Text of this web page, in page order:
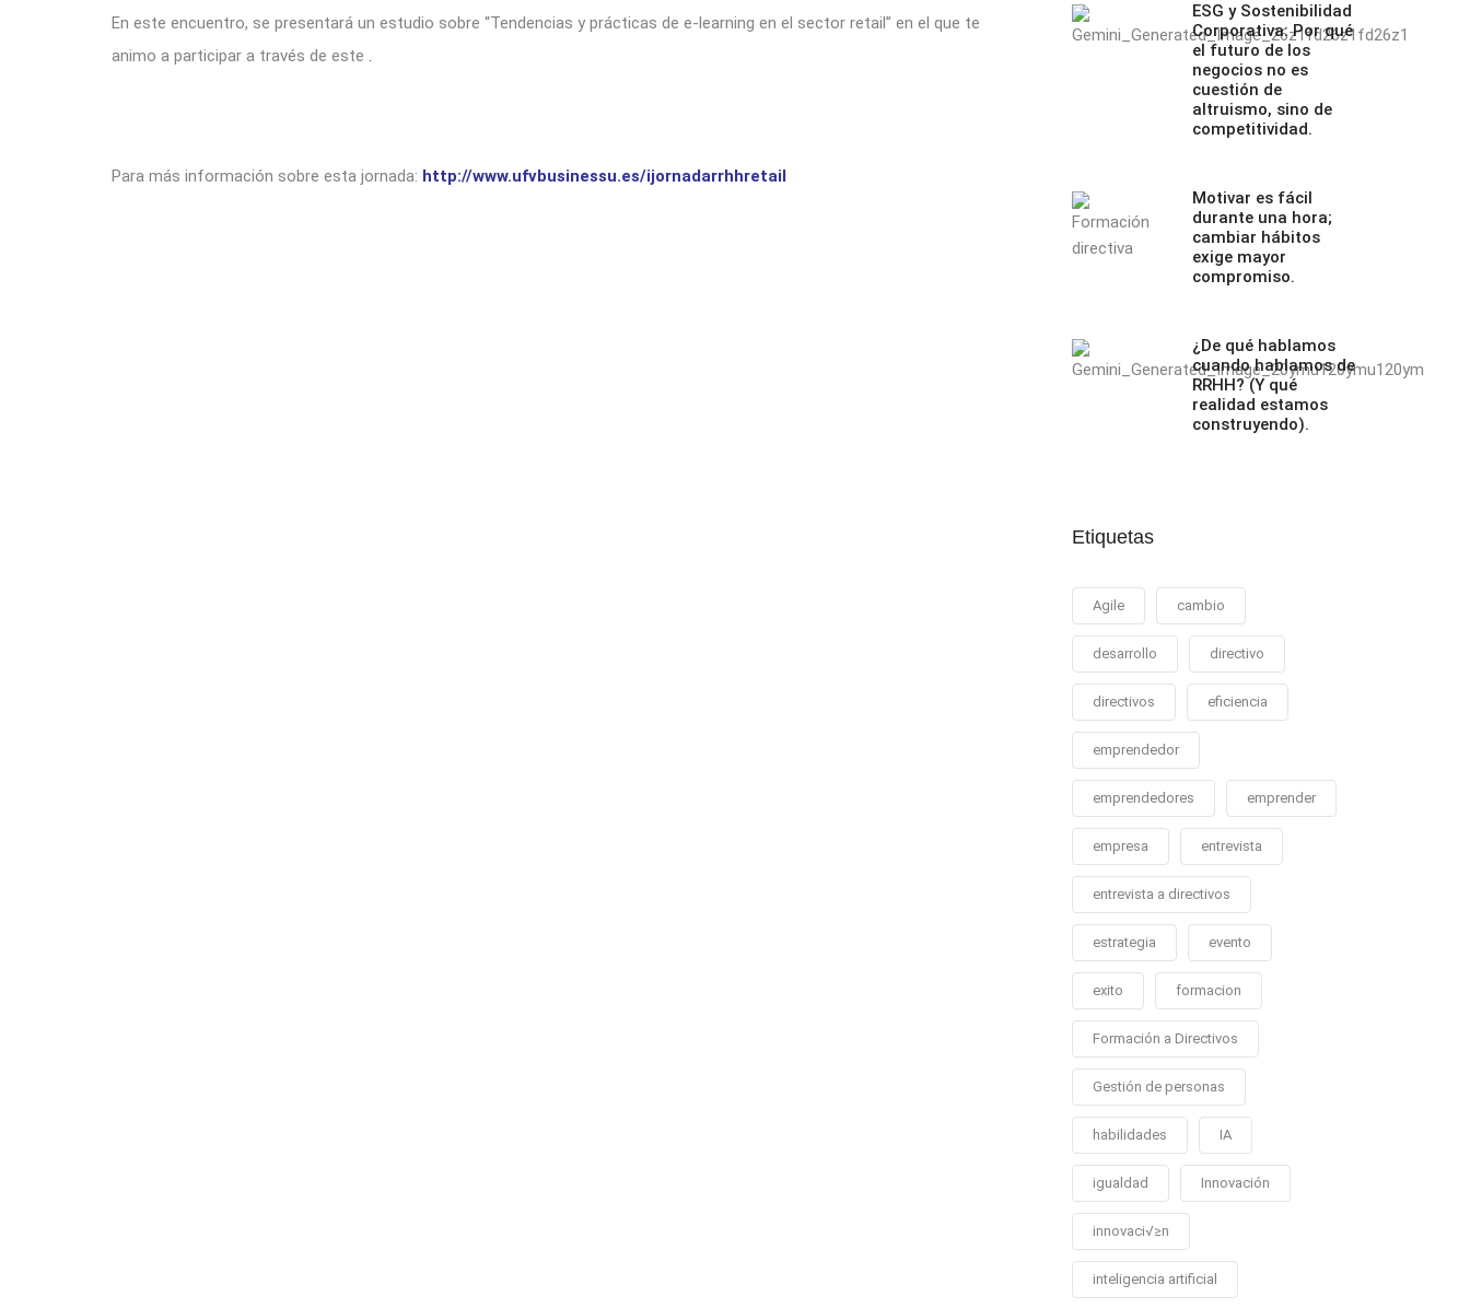
En este encuentro, se presentará un estudio sobre “Tendencias y prácticas de e-learning en el sector retail” en el que te
animo a participar a través de este .
Para más información sobre esta jornada: http://www.ufvbusinessu.es/ijornadarrhhretail
ESG y Sostenibilidad
Corporativa: Por qué
el futuro de los
negocios no es
cuestión de
altruismo, sino de
competitividad.
Motivar es fácil
durante una hora;
cambiar hábitos
exige mayor
compromiso.
¿De qué hablamos
cuando hablamos de
RRHH? (Y qué
realidad estamos
construyendo).
Etiquetas
Agile cambio
desarrollo directivo
directivos eficiencia
emprendedor
emprendedores emprender
empresa entrevista
entrevista a directivos
estrategia evento
exito formacion
Formación a Directivos
Gestión de personas
habilidades IA
igualdad Innovación
innovaci√≥n
inteligencia artificial